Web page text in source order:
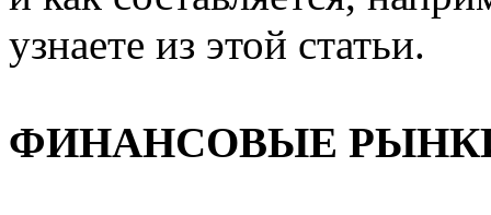
узнаете из этой статьи.
ФИНАНСОВЫЕ